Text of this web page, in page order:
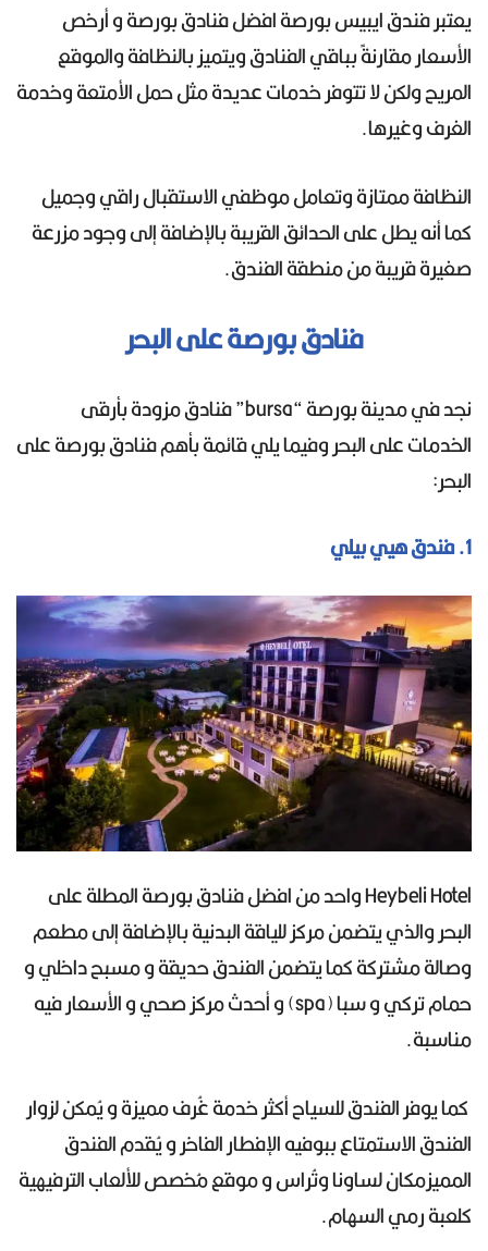
يعتبر فندق ايبيس بورصة افضل فنادق بورصة و أرخص
الأسعار مقارنةً بباقي الفنادق ويتميز بالنظافة والموقع
المريح ولكن لا تتوفر خدمات عديدة مثل حمل الأمتعة وخدمة
الغرف وغيرها.
النظافة ممتازة وتعامل موظفي الاستقبال راقي وجميل
كما أنه يطل على الحدائق القريبة بالإضافة إلى وجود مزرعة
صغيرة قريبة من منطقة الفندق.
فنادق بورصة على البحر
نجد في مدينة بورصة “bursa” فنادق مزودة بأرقى
الخدمات على البحر وفيما يلي قائمة بأهم فنادق بورصة على
البحر:
1. فندق هيي بيلي
Heybeli Hotel واحد من افضل فنادق بورصة المطلة على
البحر والذي يتضمن مركز للياقة البدنية بالإضافة إلى مطعم
وصالة مشتركة كما يتضمن الفندق حديقة و مسبح داخلي و
حمام تركي و سبا (spa) و أحدث مركز صحي و الأسعار فيه
مناسبة.
كما يوفر الفندق للسياح أكثر خدمة غُرف مميزة و يُمكن لزوار
الفندق الاستمتاع ببوفيه الإفطار الفاخر و يُقدم الفندق
المميزمكان لساونا وتُراس و موقع مُخصص للألعاب الترفيهية
كلعبة رمي السهام.